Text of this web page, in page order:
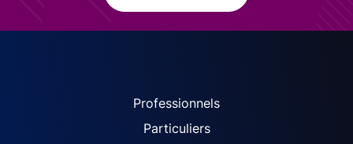
ACPR site navigation
Professionnels
Particuliers